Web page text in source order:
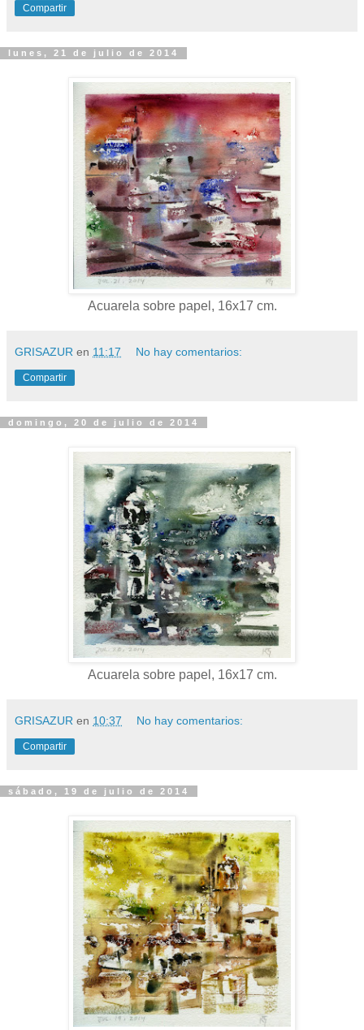
Compartir
lunes, 21 de julio de 2014
Acuarela sobre papel, 16x17 cm.
GRISAZUR en 11:17 No hay comentarios:
Compartir
domingo, 20 de julio de 2014
Acuarela sobre papel, 16x17 cm.
GRISAZUR en 10:37 No hay comentarios:
Compartir
sábado, 19 de julio de 2014